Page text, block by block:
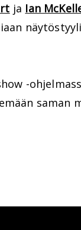
ja Ian
-
saman